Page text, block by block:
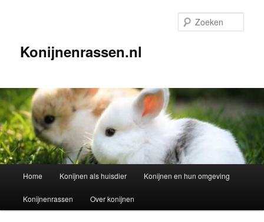
inhoudKonijnenrassen.nl
Home Konijnen als huisdier Konijnen en hun omgeving
Konijnenrassen Over konijnen